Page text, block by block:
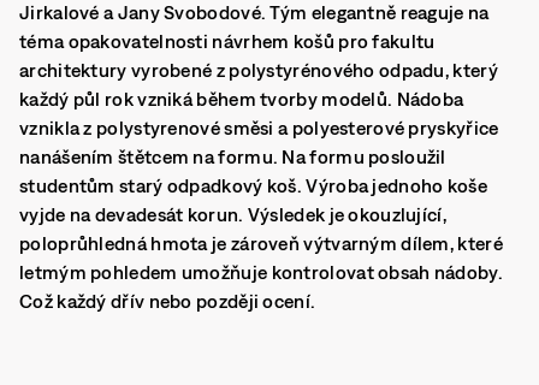
Jirkalové a Jany Svobodové. Tým elegantně reaguje na
téma opakovatelnosti návrhem košů pro fakultu
architektury vyrobené z polystyrénového odpadu, který
každý půl rok vzniká během tvorby modelů. Nádoba
vznikla z polystyrenové směsi a polyesterové pryskyřice
nanášením štětcem na formu. Na formu posloužil
studentům starý odpadkový koš. Výroba jednoho koše
vyjde na devadesát korun. Výsledek je okouzlující,
poloprůhledná hmota je zároveň výtvarným dílem, které
letmým pohledem umožňuje kontrolovat obsah nádoby.
Což každý dřív nebo později ocení.